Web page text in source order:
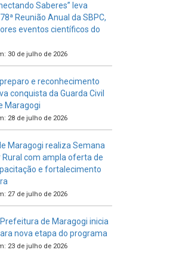
Saberes” leva
Reunião Anual da SBPC,
eventos científicos do
30 de julho de 2026
e reconhecimento
conquista da Guarda Civil
Maragogi
28 de julho de 2026
Maragogi realiza Semana
Rural com ampla oferta de
e fortalecimento
27 de julho de 2026
Prefeitura de Maragogi inicia
nova etapa do programa
23 de julho de 2026